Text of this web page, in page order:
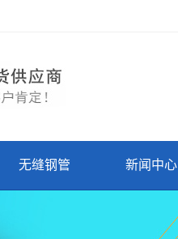
无缝钢管 新闻中心